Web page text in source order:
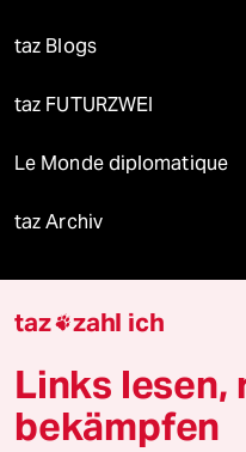
taz Blogs
taz FUTURZWEI
Le Monde diplomatique
taz Archiv
Mehr taz Angebote
Reisen
taz zahl ich
Links lesen,
bekämpfen